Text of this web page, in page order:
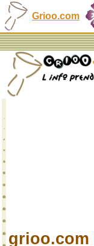
Grioo.com
grioo.com